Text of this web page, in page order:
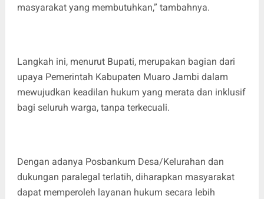
masyarakat yang membutuhkan,” tambahnya.
Langkah ini, menurut Bupati, merupakan bagian dari
upaya Pemerintah Kabupaten Muaro Jambi dalam
mewujudkan keadilan hukum yang merata dan inklusif
bagi seluruh warga, tanpa terkecuali.
Dengan adanya Posbankum Desa/Kelurahan dan
dukungan paralegal terlatih, diharapkan masyarakat
dapat memperoleh layanan hukum secara lebih